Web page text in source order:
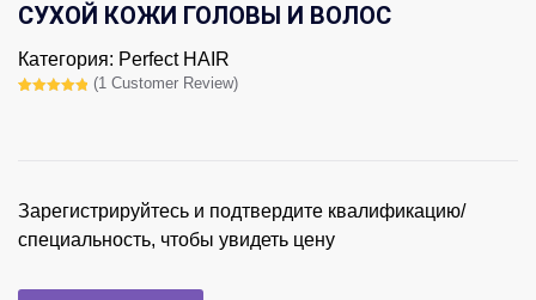
СУХОЙ КОЖИ ГОЛОВЫ И ВОЛОС
Категория: Perfect HAIR
(1 Customer Review)
Зарегистрируйтесь и подтвердите квалификацию/
специальность, чтобы увидеть цену